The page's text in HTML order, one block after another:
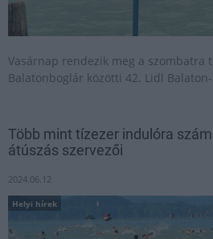
Vasárnap rendezik meg a szombatra
Balatonboglár közötti 42. Lidl
Több mint tízezer indulóra
átúszás szervezői
2024.06.12
Helyi hírek